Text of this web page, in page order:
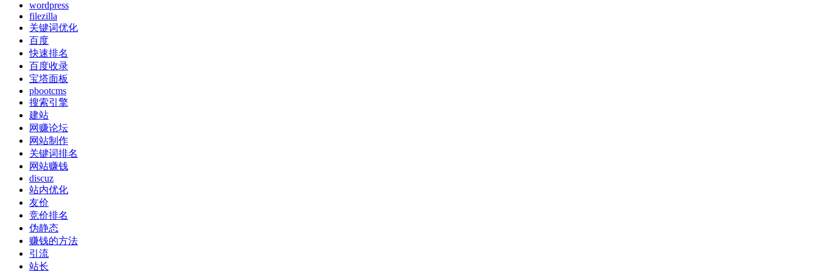
wordpress
filezilla
关键词优化
百度
快速排名
百度收录
宝塔面板
pbootcms
搜索引擎
建站
网赚论坛
网站制作
关键词排名
网站赚钱
discuz
站内优化
友价
竞价排名
伪静态
赚钱的方法
引流
站长